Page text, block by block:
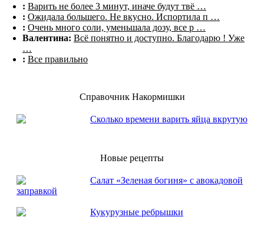
: Варить не более 3 минут, иначе будут твё …
: Ожидала большего. Не вкусно. Испортила п …
: Очень много соли, уменьшала дозу, все р …
Валентина: Всё понятно и доступно. Благодарю ! Уже
…
: Все правильно
Справочник Накормишки
Сколько времени варить яйца вкрутую
Новые рецепты
Салат «Зеленая богиня» с авокадовой
заправкой
Кукурузные ребрышки